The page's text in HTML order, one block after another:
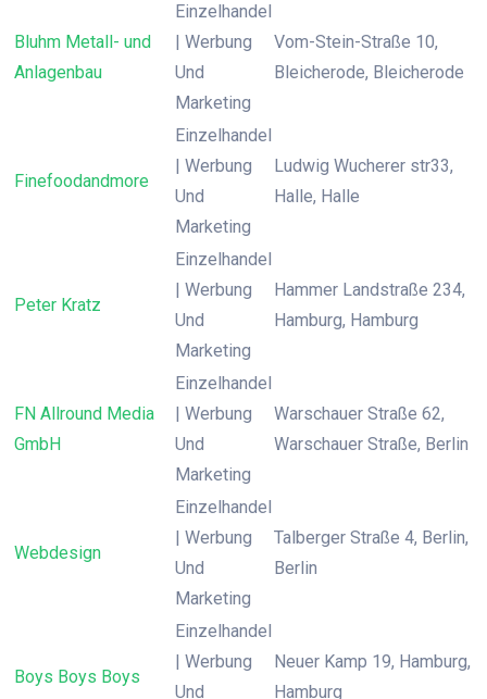
Bluhm Metall- und
Anlagenbau
Einzelhandel
| Werbung
Und
Marketing
Vom-Stein-Straße 10,
Bleicherode, Bleicherode
Finefoodandmore
Einzelhandel
| Werbung
Und
Marketing
Ludwig Wucherer str33,
Halle, Halle
Peter Kratz
Einzelhandel
| Werbung
Und
Marketing
Hammer Landstraße 234,
Hamburg, Hamburg
FN Allround Media
GmbH
Einzelhandel
| Werbung
Und
Marketing
Warschauer Straße 62,
Warschauer Straße, Berlin
Webdesign
Einzelhandel
| Werbung
Und
Marketing
Talberger Straße 4, Berlin,
Berlin
Boys Boys Boys
Einzelhandel
| Werbung
Und
Neuer Kamp 19, Hamburg,
Hamburg